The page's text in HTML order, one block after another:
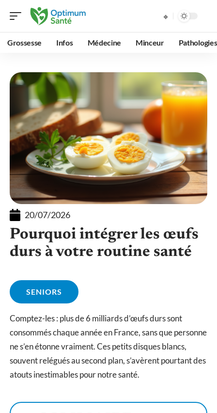
Grossesse Infos Médecine Minceur Pathologies
20/07/2026
Pourquoi intégrer les œufs
durs à votre routine santé
SENIORS
Comptez-les : plus de 6 milliards d’œufs durs sont
consommés chaque année en France, sans que personne
ne s’en étonne vraiment. Ces petits disques blancs,
souvent relégués au second plan, s’avèrent pourtant des
atouts inestimables pour notre santé.